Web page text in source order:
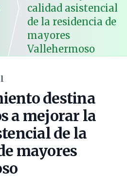
calidad asistencial
de la residencia de
mayores
Vallehermoso
destina
a mejorar la
de la
mayores